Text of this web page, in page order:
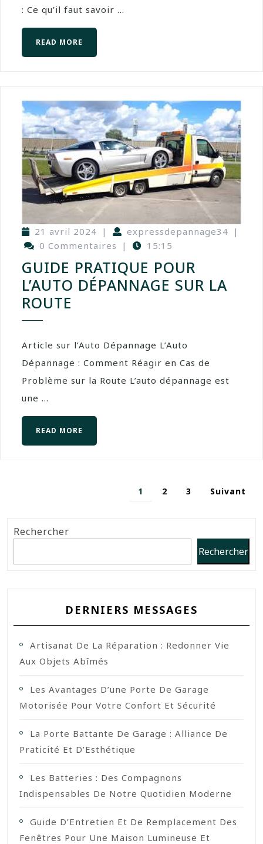
: Ce qu’il faut savoir ...
READ MORE
21 avril 2024 | expressdepannage34 |
0 Commentaires
| 15:15
GUIDE PRATIQUE POUR
L’AUTO DÉPANNAGE SUR LA
ROUTE
Article sur l’Auto Dépannage L’Auto
Dépannage : Comment Réagir en Cas de
Problème sur la Route L’auto dépannage est
une ...
READ MORE
1 2 3 Suivant
Rechercher
Rechercher
DERNIERS MESSAGES
Artisanat De La Réparation : Redonner Vie
Aux Objets Abîmés
Les Avantages D’une Porte De Garage
Motorisée Pour Votre Confort Et Sécurité
La Porte Battante De Garage : Alliance De
Praticité Et D’Esthétique
Les Batteries : Des Compagnons
Indispensables De Notre Quotidien Moderne
Guide D’Entretien Et De Remplacement Des
Fenêtres Pour Une Maison Lumineuse Et